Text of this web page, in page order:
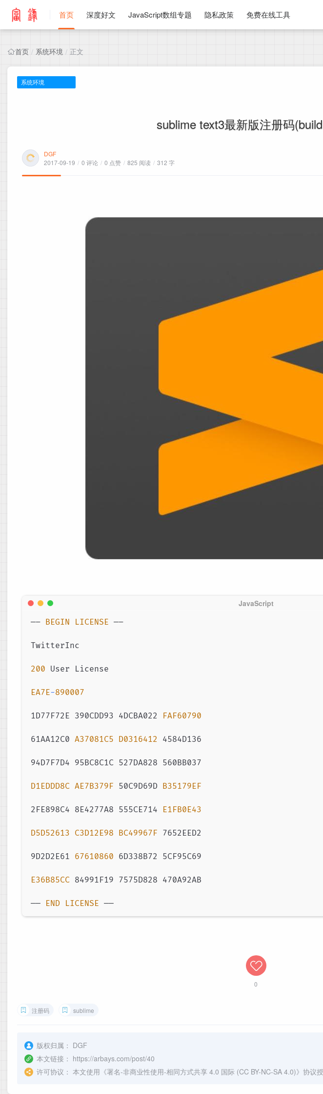
首页 深度好文 JavaScript数组专题 隐私政策 免费在线工具
首页 / 系统环境 / 正文
系统环境
sublime text3最新版注册码
DGF
2017-09-19 / 0 评论 / 0 点赞 / 825 阅读 / 312 字
—– BEGIN LICENSE —–
TwitterInc
200 User License
EA7E-890007
1D77F72E 390CDD93 4DCBA022 FAF60790
61AA12C0 A37081C5 D0316412 4584D136
94D7F7D4 95BC8C1C 527DA828 560BB037
D1EDDD8C AE7B379F 50C9D69D B35179EF
2FE898C4 8E4277A8 555CE714 E1FB0E43
D5D52613 C3D12E98 BC49967F 7652EED2
9D2D2E61 67610860 6D338B72 5CF95C69
E36B85CC 84991F19 7575D828 470A92AB
—— END LICENSE
0
注册码 sublime
版权归属： DGF
本文链接： https://arbays.com/post/40
许可协议： 本文使用《署名-非商业性使用-相同方式共享 4.0 国际 (CC BY-NC-SA 4.0)》协议